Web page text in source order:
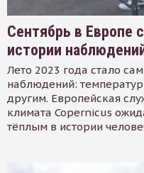
Сентябрь в Европе
истории
Лето 2023 года стало
наблюдений:
другим. Европейская
климата Copernicus
тёплым в истории